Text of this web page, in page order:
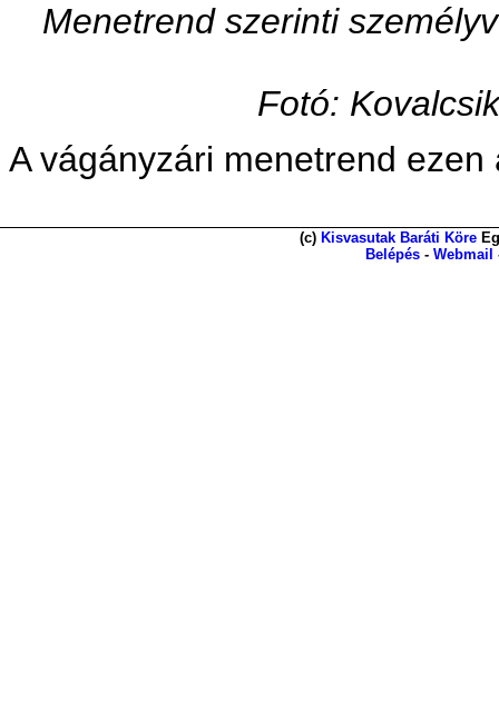
Menetrend szerinti
Fotó:
A vágányzári menetrend
(c) Kisvasutak Baráti Köre
Belépés - Webmail